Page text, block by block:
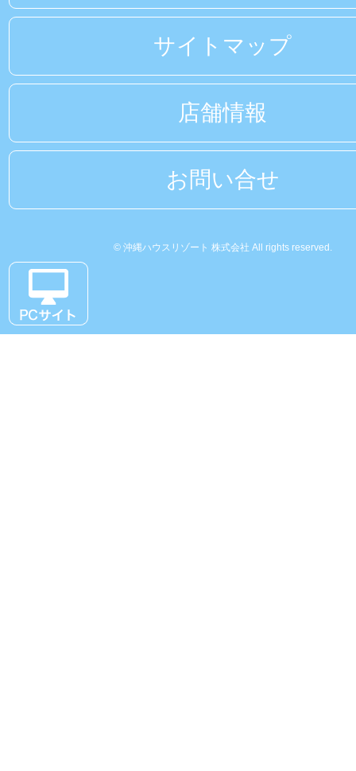
サイトマップ
店舗情報
お問い合せ
© 沖縄ハウスリゾート 株式会社 All rights reserved.